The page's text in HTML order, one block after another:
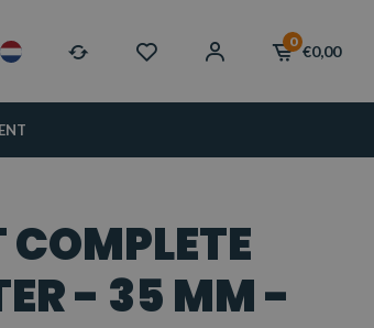
0
€0,00
- 35 MM -